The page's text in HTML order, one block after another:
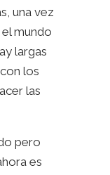
una vez
mundo
largas
los
las
pero
es